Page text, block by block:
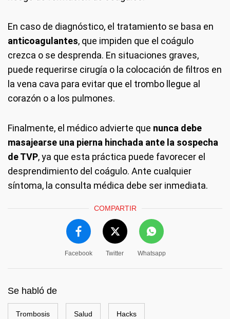
En caso de diagnóstico, el tratamiento se basa en
anticoagulantes, que impiden que el coágulo
crezca o se desprenda. En situaciones graves,
puede requerirse cirugía o la colocación de filtros en
la vena cava para evitar que el trombo llegue al
corazón o a los pulmones.
Finalmente, el médico advierte que nunca debe
masajearse una pierna hinchada ante la sospecha
de TVP, ya que esta práctica puede favorecer el
desprendimiento del coágulo. Ante cualquier
síntoma, la consulta médica debe ser inmediata.
COMPARTIR
Facebook Twitter Whatsapp
Se habló de
Trombosis Salud Hacks